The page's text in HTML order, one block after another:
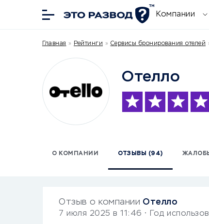
Компании
Главная » Рейтинги » Сервисы бронирования отелей
Отелло
О КОМПАНИИ ОТЗЫВЫ (94)
Отзыв о компании Отелло
7 июля 2025 в 11:46 • Год